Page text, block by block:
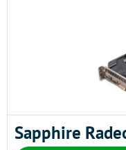
Sapphire